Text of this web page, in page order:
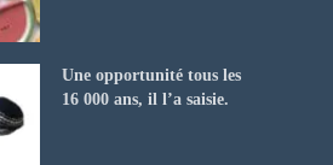
Une opportunité tous les
16 000 ans, il l’a saisie.